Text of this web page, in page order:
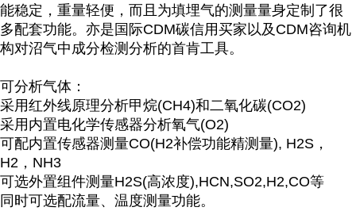
能稳定，重量轻便，而且为填埋气的测量量身定制了很
多配套功能。亦是国际CDM碳信用买家以及CDM咨询机
构对沼气中成分检测分析的首肯工具。
可分析气体：
采用红外线原理分析甲烷(CH4)和二氧化碳(CO2)
采用内置电化学传感器分析氧气(O2)
可配内置传感器测量CO(H2补偿功能精测量), H2S，
H2，NH3
可选外置组件测量H2S(高浓度),HCN,SO2,H2,CO等
同时可选配流量、温度测量功能。